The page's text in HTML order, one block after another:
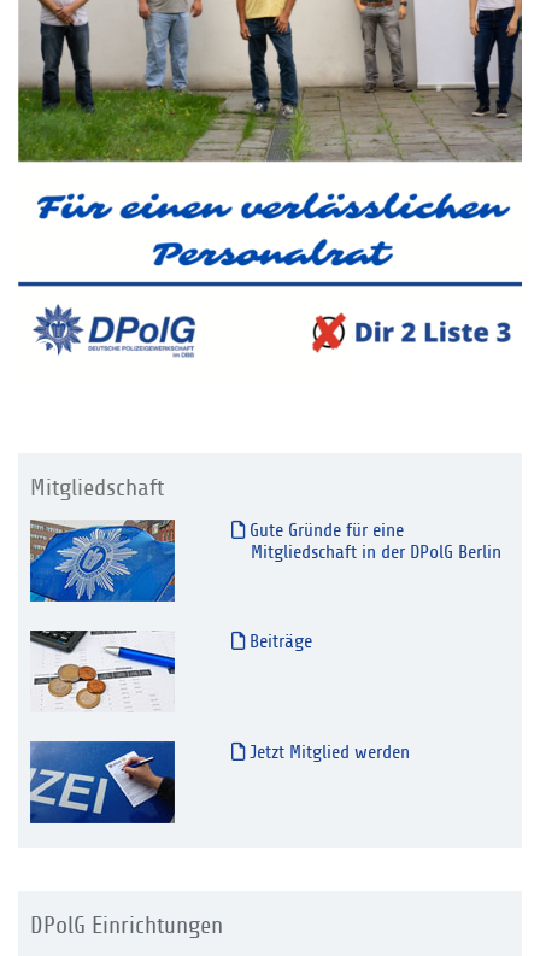
Mitgliedschaft
Gute Gründe für eine
Mitgliedschaft in der DPolG Berlin
Beiträge
Jetzt Mitglied werden
DPolG Einrichtungen